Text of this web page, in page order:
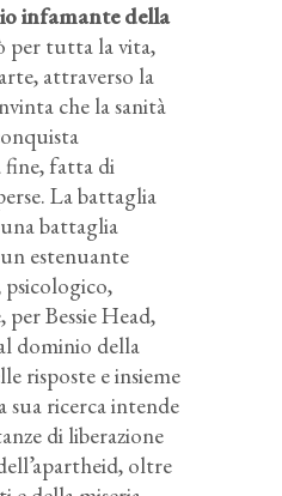
infamante della
per tutta la vita,
attraverso la
che la sanità
fine, fatta di
La battaglia
battaglia
estenuante
Bessie Head,
dominio della
risposte e insieme
sua ricerca intende
di liberazione
oltre